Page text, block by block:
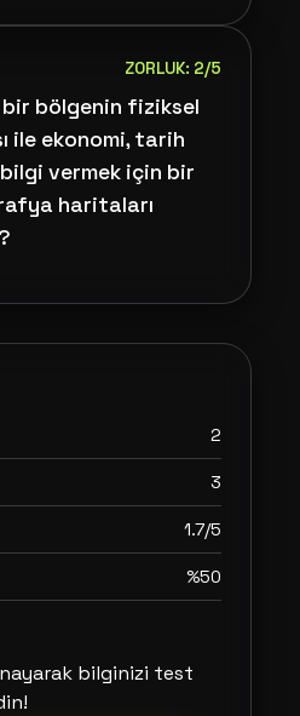
ZORLUK: 2/5
bir bölgenin fiziksel
ile ekonomi, tarih
vermek için bir
haritaları
2
3
1.7/5
%50
bilginizi test